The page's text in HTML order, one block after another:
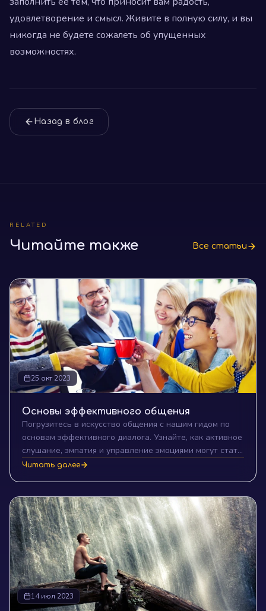
удовлетворение и смысл. Живите в полную силу, и вы
никогда не будете сожалеть об упущенных
возможностях.
Назад в блог
RELATED
Читайте также Все статьи
25 окт 2023
Основы эффективного общения
Погрузитесь в искусство общения с нашим гидом по
основам эффективного диалога. Узнайте, как активное
слушание, эмпатия и управление эмоциями могут стать
вашими союзниками на пути к успеху. Откройте
раскрыть новые возможности для достижения целей.
Читать далее
14 июл 2023